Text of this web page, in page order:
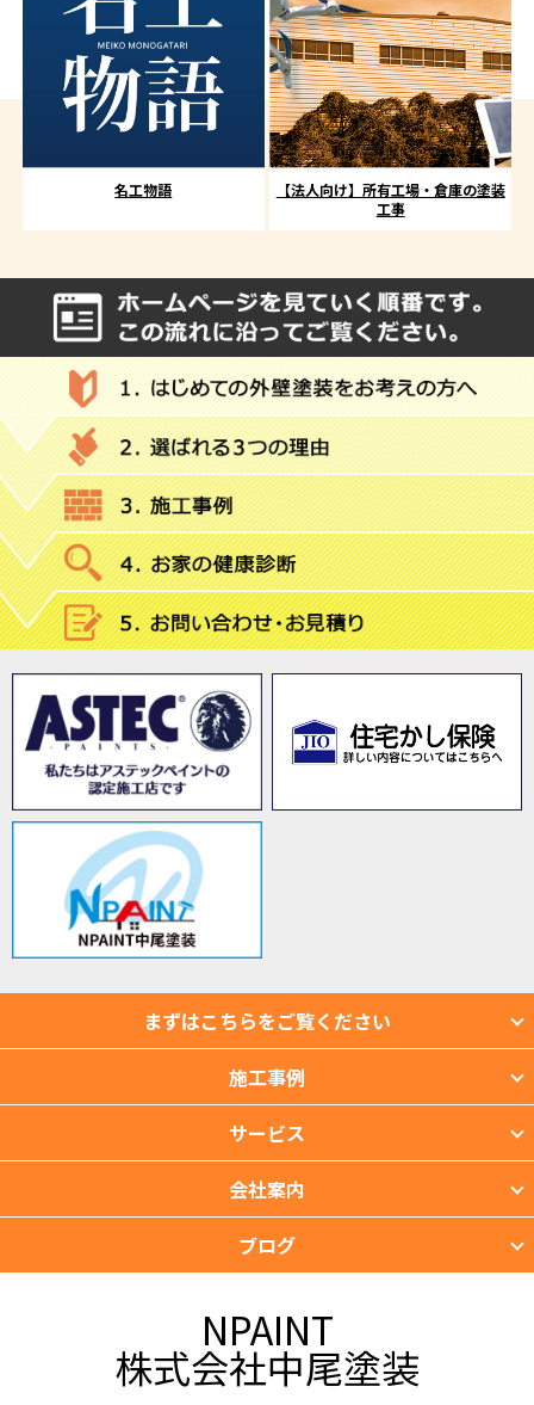
名工物語
【法人向け】所有工場・倉庫の塗装
工事
まずはこちらをご覧ください
施工事例
サービス
会社案内
ブログ
NPAINT
株式会社中尾塗装